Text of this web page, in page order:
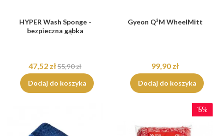
HYPER Wash Sponge -
bezpieczna gąbka
47,52 zł55,90 zł
Dodaj do koszyka
Gyeon Q²M WheelMitt
99,90 zł
Dodaj do koszyka
15%